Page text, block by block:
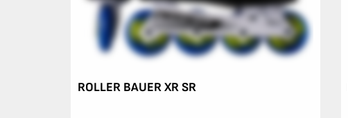
ROLLER BAUER XR SR